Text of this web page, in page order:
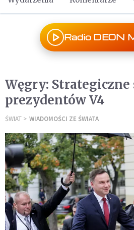
Radio DEON
Węgry:
prezydentów V4
ŚWIAT WIADOMOŚCI ZE ŚWIATA